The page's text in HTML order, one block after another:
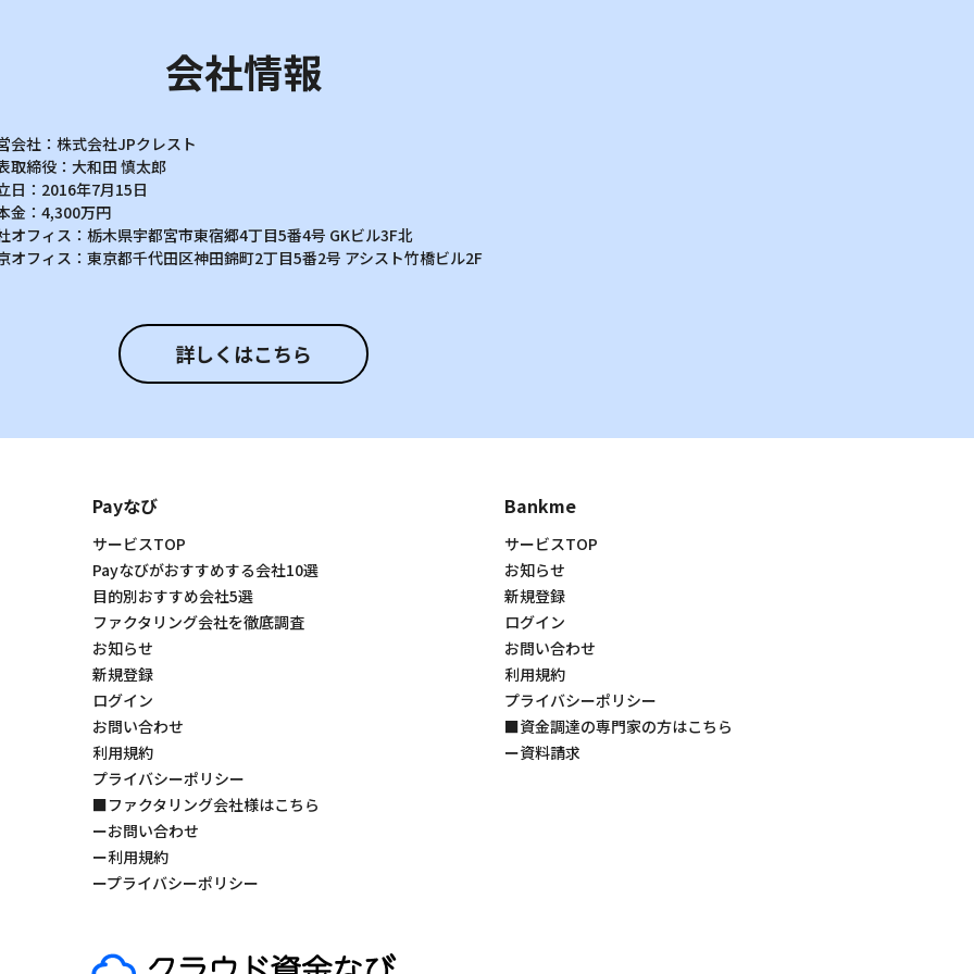
会社情報
会社： 株式会社JPクレスト
取締役： 大和田 慎太郎
日： 2016年7月15日
金： 4,300万円
オフィス： 栃木県宇都宮市東宿郷4丁目5番4号 GKビル3F北
オフィス： 東京都千代田区神田錦町2丁目5番2号 アシスト竹橋ビル2F
詳しくはこちら
Payなび
サービスTOP
Payなびがおすすめする会社10選
目的別おすすめ会社5選
ファクタリング会社を徹底調査
お知らせ
新規登録
ログイン
お問い合わせ
利用規約
プライバシーポリシー
■ファクタリング会社様はこちら
ーお問い合わせ
ー利用規約
ープライバシーポリシー
Bankme
サービスTOP
お知らせ
新規登録
ログイン
お問い合わせ
利用規約
プライバシーポリシー
■資金調達の専門家の方はこちら
ー資料請求